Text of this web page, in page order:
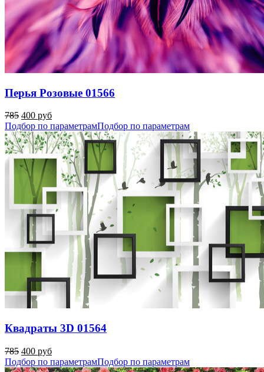
Перья Розовые 01566
785 400 руб
Подбор по параметрамПодбор по параметрам
Квадраты 3D 01564
785 400 руб
Подбор по параметрамПодбор по параметрам